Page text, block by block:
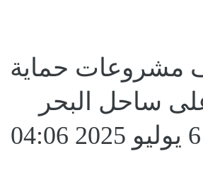
مشروعات حماية
ساحل البحر
الأبيض...اليوم الأحد، 6 يوليو 2025 04:06